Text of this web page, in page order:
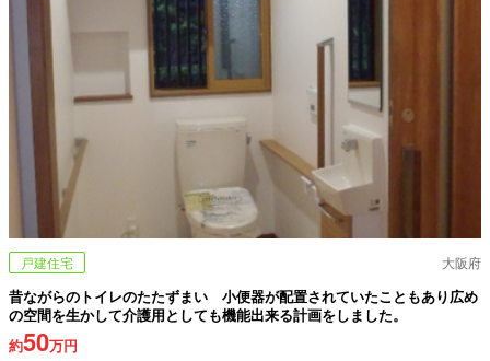
戸建住宅 大阪府
昔ながらのトイレのたたずまい 小便器が配置されていたこともあり広め
の空間を生かして介護用としても機能出来る計画をしました。
約50万円